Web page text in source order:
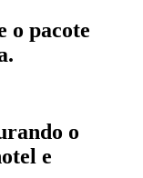
o pacote
o
e